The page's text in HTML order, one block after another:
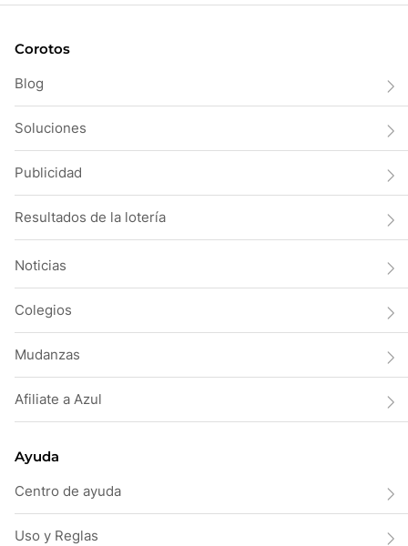
Corotos
Blog
Soluciones
Publicidad
Resultados de la lotería
Noticias
Colegios
Mudanzas
Afiliate a Azul
Ayuda
Centro de ayuda
Uso y Reglas